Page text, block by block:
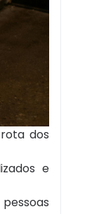
dos
e